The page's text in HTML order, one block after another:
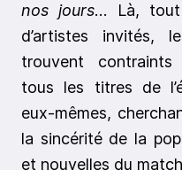
nos jours… Là, tout
d’artistes invités,
trouvent contraints
tous les titres de
eux-mêmes,
la sincérité de la
et nouvelles du